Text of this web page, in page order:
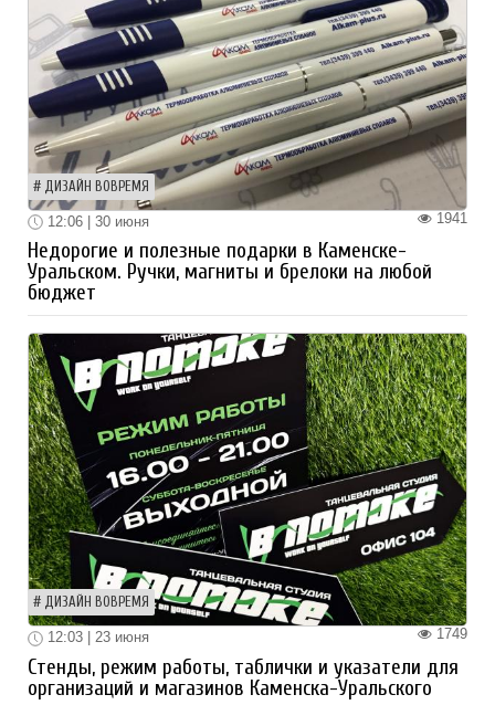
ДИЗАЙН ВОВРЕМЯ
1941
12:06 | 30 июня
Недорогие и полезные подарки в Каменске-
Уральском. Ручки, магниты и брелоки на любой
бюджет
ДИЗАЙН ВОВРЕМЯ
1749
12:03 | 23 июня
Стенды, режим работы, таблички и указатели для
организаций и магазинов Каменска-Уральского